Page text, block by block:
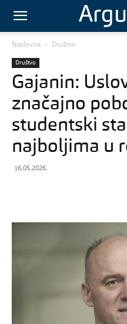
Naslovna Društvo
Društvo
Gajanin:
značajno
studentski
najboljima u
16.05.2026.